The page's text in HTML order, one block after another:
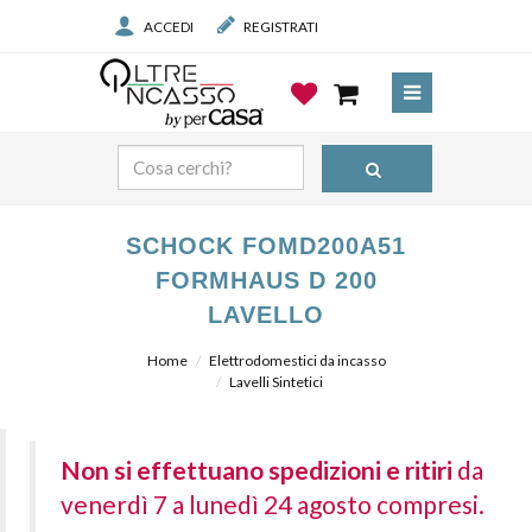
ACCEDI REGISTRATI
SCHOCK FOMD200A51
FORMHAUS D 200
LAVELLO
Home
Elettrodomestici da incasso
Lavelli Sintetici
Non si effettuano spedizioni e ritiri da
venerdì 7 a lunedì 24 agosto compresi.